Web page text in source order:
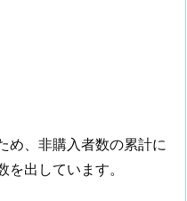
め、非購入者数の累計に
出しています。